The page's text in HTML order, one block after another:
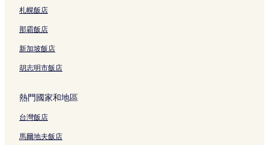
羅東車站附近的飯店
宜蘭觀光工廠附近的飯店
冬山飯店
羅莊櫻花步道附近的飯店
北城天主教堂附近的飯店
聖湖山附近的飯店
中興文化創意園區附近的飯店
札幌飯店
那霸飯店
新加坡飯店
胡志明市飯店
熱門國家和地區
台灣飯店
馬爾地夫飯店